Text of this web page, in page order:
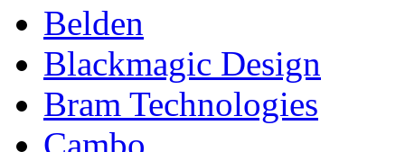
Belden
Blackmagic Design
Bram Technologies